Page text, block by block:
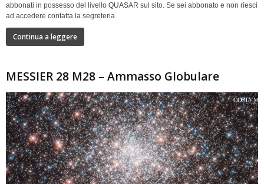
abbonati in possesso del livello QUASAR sul sito. Se sei abbonato e non riesci
ad accedere contatta la segreteria.
Continua a leggere
MESSIER 28 M28 – Ammasso Globulare